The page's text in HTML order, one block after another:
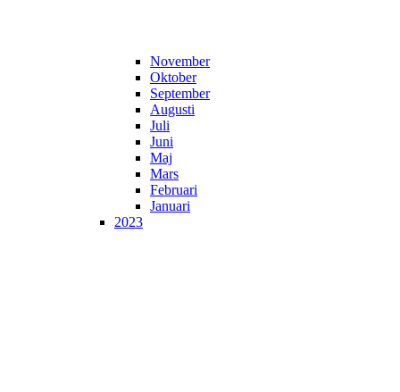
November
Oktober
September
Augusti
Juli
Juni
Maj
Mars
Februari
Januari
2023